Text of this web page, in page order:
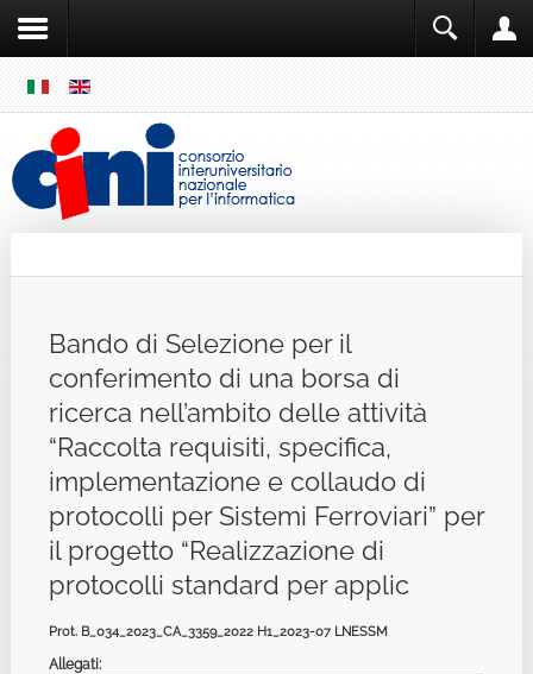
MENU
Bando di Selezione per il
conferimento di una borsa di
ricerca nell’ambito delle attività
“Raccolta requisiti, specifica,
implementazione e collaudo di
protocolli per Sistemi Ferroviari” per
il progetto “Realizzazione di
protocolli standard per applic
Prot. B_034_2023_CA_3359_2022 H1_2023-07 LNESSM
Allegati: